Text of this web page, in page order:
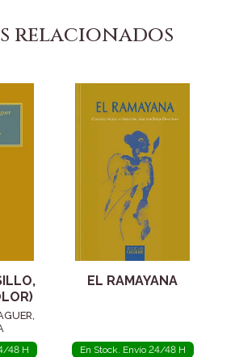
relacionados
48 H
EL RAMAYANA
En Stock. Envío 24/48 H